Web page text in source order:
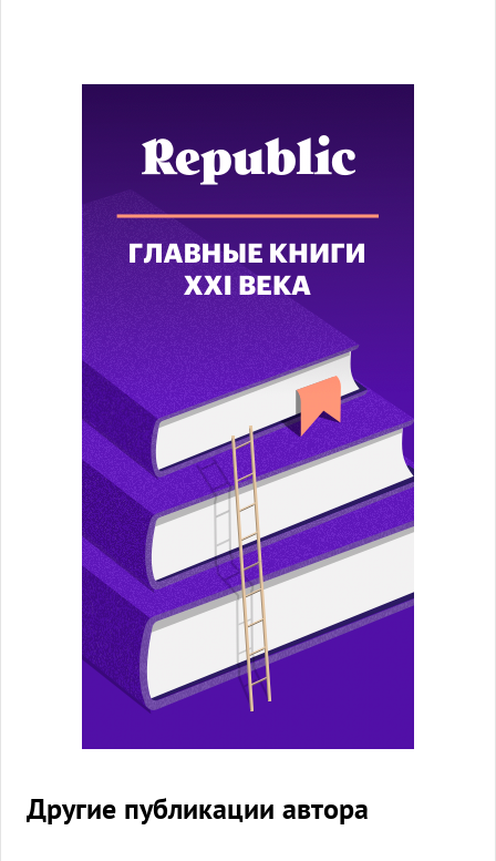
Другие публикации автора